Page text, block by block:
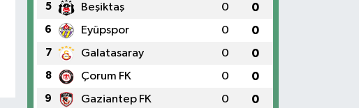
5 Beşiktaş 0 0
6 Eyüpspor 0 0
7 Galatasaray 0 0
8 Çorum FK 0 0
9 Gaziantep FK 0 0